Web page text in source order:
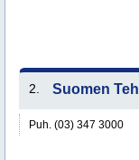
2. Suomen
Puh. (03) 347 3000